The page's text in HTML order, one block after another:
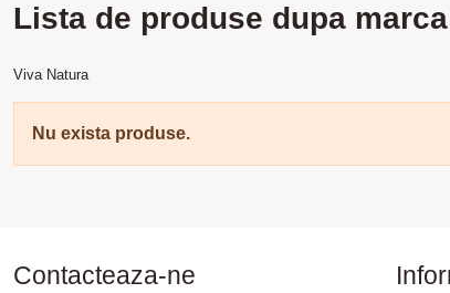
Lista de produse dupa
Viva Natura
Nu exista produse.
Contacteaza-ne